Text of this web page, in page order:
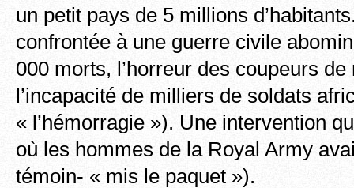
un petit pays de 5 millions
confrontée à une guerre civile
000 morts, l’horreur des coupeurs
l’incapacité de milliers de soldats
« l’hémorragie »). Une intervention
où les hommes de la Royal Army
témoin- « mis le paquet »).